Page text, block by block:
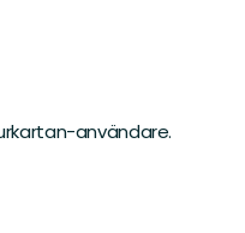
användare.